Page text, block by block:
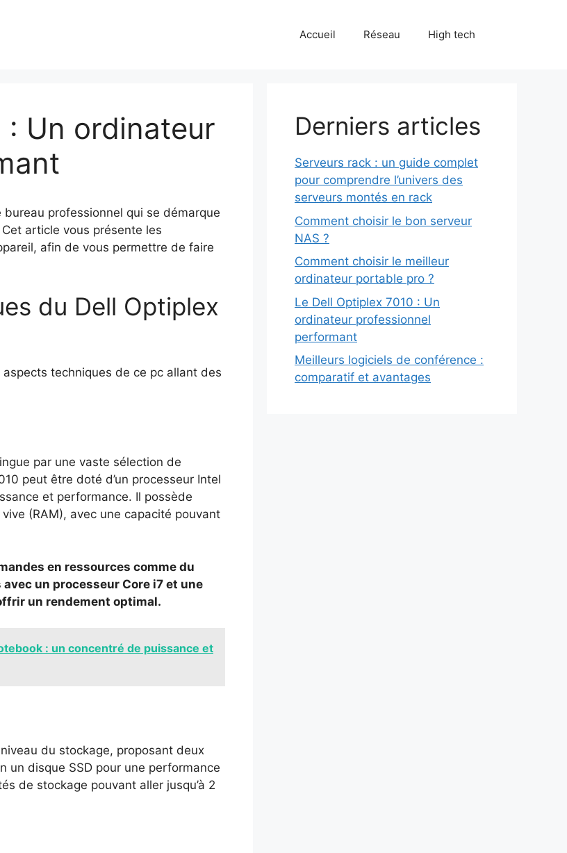
Accueil Réseau High tech
: Un ordinateur
professionnel qui se démarque
article vous présente les
afin de vous permettre de faire
du Dell Optiplex
techniques de ce pc allant des
par une vaste sélection de
peut être doté d’un processeur Intel
et performance. Il possède
(RAM), avec une capacité pouvant
en ressources comme du
un processeur Core i7 et une
un rendement optimal.
: un concentré de puissance et
du stockage, proposant deux
un disque SSD pour une performance
de stockage pouvant aller jusqu’à 2
Derniers articles
Serveurs rack : un guide complet
pour comprendre l’univers des
serveurs montés en rack
Comment choisir le bon serveur
NAS ?
Comment choisir le meilleur
ordinateur portable pro ?
Le Dell Optiplex 7010 : Un
ordinateur professionnel
performant
Meilleurs logiciels de conférence :
comparatif et avantages